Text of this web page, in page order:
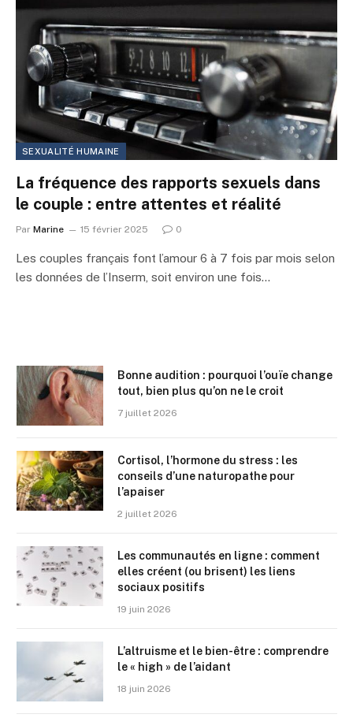
SEXUALITÉ HUMAINE
La fréquence des rapports sexuels dans
le couple : entre attentes et réalité
Par Marine 15 février 2025 0
Les couples français font l’amour 6 à 7 fois par mois selon
les données de l’Inserm, soit environ une fois…
Bonne audition : pourquoi l’ouïe change
tout, bien plus qu’on ne le croit
7 juillet 2026
Cortisol, l’hormone du stress : les
conseils d’une naturopathe pour
l’apaiser
2 juillet 2026
Les communautés en ligne : comment
elles créent (ou brisent) les liens
sociaux positifs
19 juin 2026
L’altruisme et le bien-être : comprendre
le « high » de l’aidant
18 juin 2026